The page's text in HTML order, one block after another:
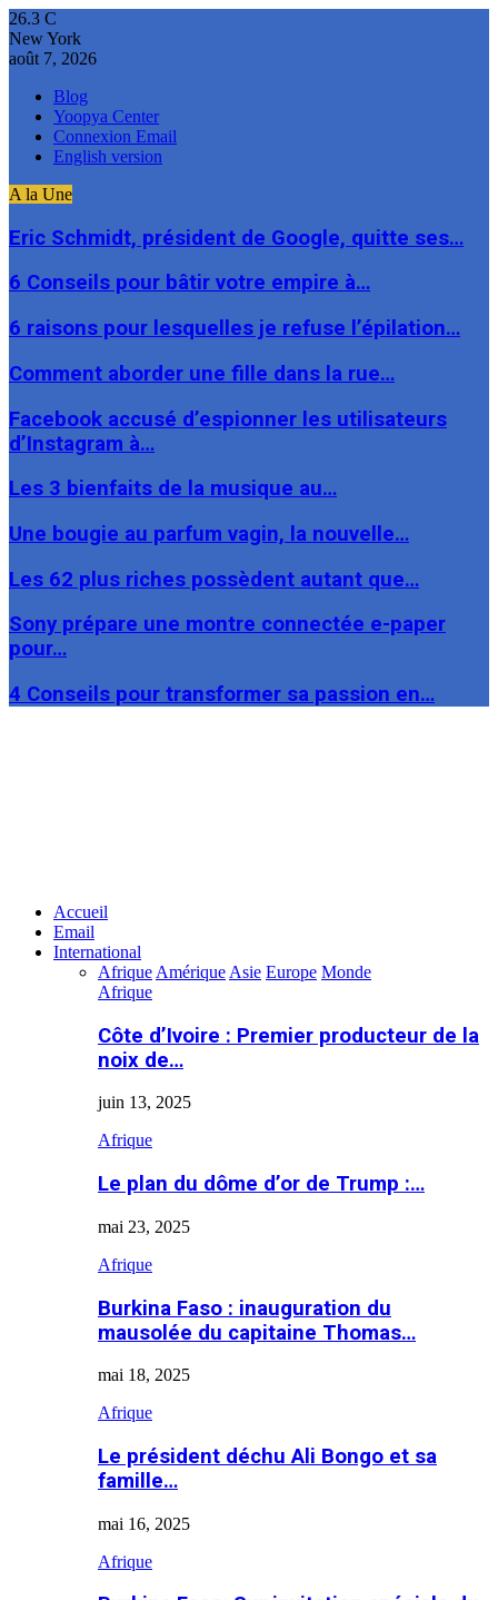
26.3 C
New York
août 7, 2026
Blog
Yoopya Center
Connexion Email
English version
A la Une
Eric Schmidt, président de Google, quitte ses…
6 Conseils pour bâtir votre empire à…
6 raisons pour lesquelles je refuse l’épilation…
Comment aborder une fille dans la rue…
Facebook accusé d’espionner les utilisateurs
d’Instagram à…
Les 3 bienfaits de la musique au…
Une bougie au parfum vagin, la nouvelle…
Les 62 plus riches possèdent autant que…
Sony prépare une montre connectée e-paper
pour…
4 Conseils pour transformer sa passion en…
Accueil
Email
International
Afrique Amérique Asie Europe Monde
Afrique
Côte d’Ivoire : Premier producteur de la
noix de…
juin 13, 2025
Afrique
Le plan du dôme d’or de Trump :…
mai 23, 2025
Afrique
Burkina Faso : inauguration du
mausolée du capitaine Thomas…
mai 18, 2025
Afrique
Le président déchu Ali Bongo et sa
famille…
mai 16, 2025
Afrique